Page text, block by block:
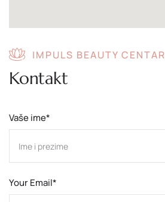
IMPULS BEAUTY CENTAR
Kontakt
Vaše ime*
Your Email*